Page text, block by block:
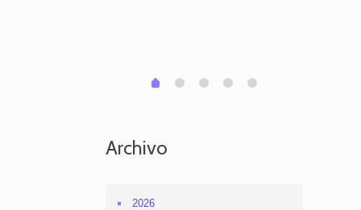
0 1 2 3 4
Archivo
2026